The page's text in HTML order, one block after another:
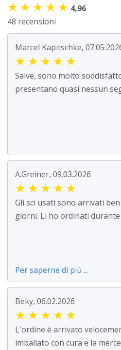
★ ★ ★ ★ ★ 4,96
48 recensioni
Marcel Kapitschke,
★ ★ ★ ★ ★
Salve, sono molto
presentano quasi nessun
A.Greiner, 09.03.2026
★ ★ ★ ★ ★
Gli sci usati sono arrivati
giorni. Li ho ordinati durante
Per saperne di più ...
Beky, 06.02.2026
★ ★ ★ ★ ★
L'ordine è arrivato
imballato con cura e la